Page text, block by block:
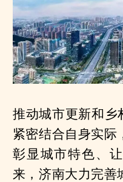
推动城市更新和乡
紧密结合自身实际
彰显城市特色、
来，济南大力完善